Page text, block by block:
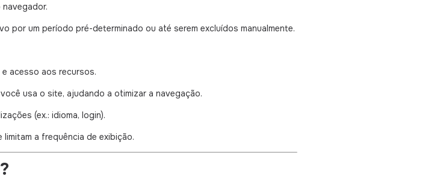
por um período pré-determinado ou até serem excluídos manualmente.
acesso aos recursos.
usa o site, ajudando a otimizar a navegação.
(ex.: idioma, login).
a frequência de exibição.